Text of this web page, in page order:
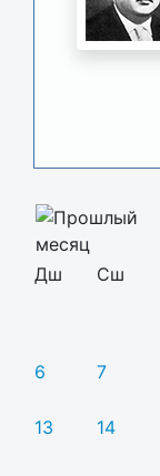
Дш
Сш
6 7
13 14